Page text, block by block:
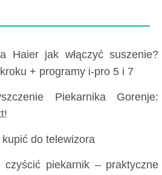
Haier jak włączyć suszenie?
+ programy i-pro 5 i 7
Piekarnika Gorenje:
do telewizora
czyścić piekarnik – praktyczne